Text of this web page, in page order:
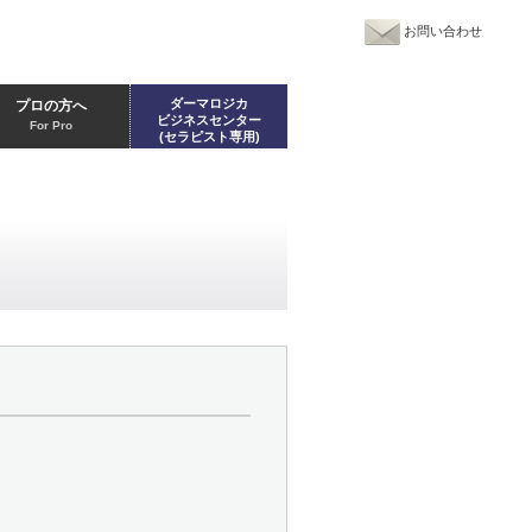
お問い合わせ
プロの方へ
For Pro
ダーマロジカ
ビジネスセンター
(セラピスト専用)